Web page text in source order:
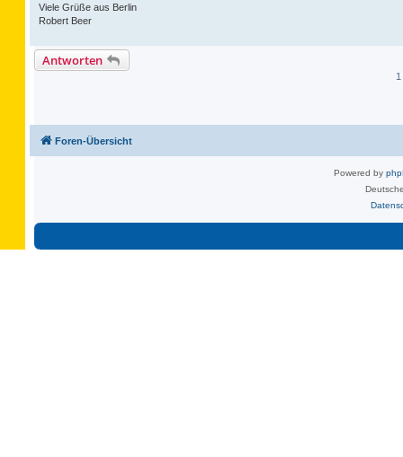
Viele Grüße aus Berlin
Robert Beer
Antworten
Foren-Übersicht
Powered by